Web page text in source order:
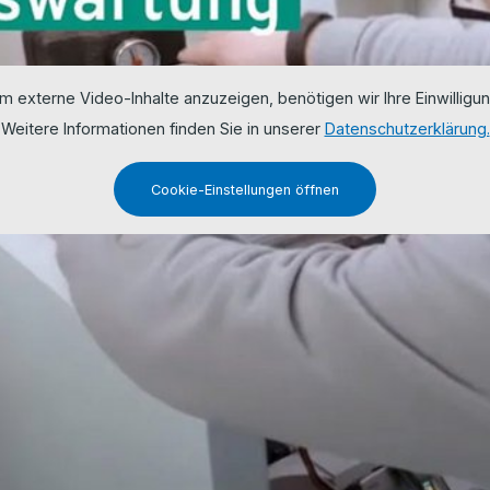
externe Video-Inhalte anzuzeigen, benötigen wir Ihre
Weitere Informationen finden Sie in unserer Datenschutzerklärung.
Cookie-Einstellungen öffnen